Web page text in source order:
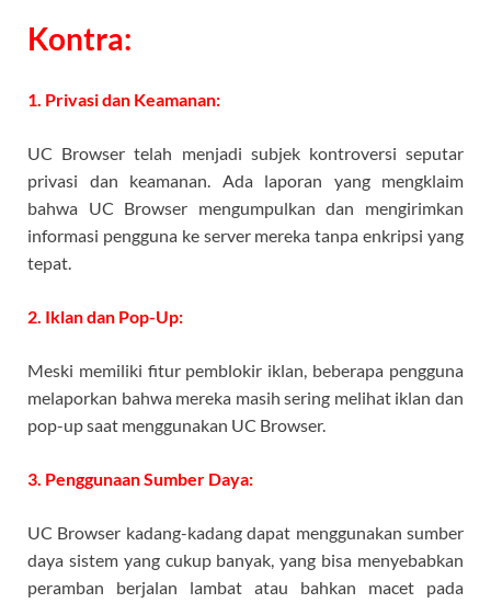
Kontra:
1. Privasi dan Keamanan:
UC Browser telah menjadi subjek kontroversi seputar
privasi dan keamanan. Ada laporan yang mengklaim
bahwa UC Browser mengumpulkan dan mengirimkan
informasi pengguna ke server mereka tanpa enkripsi yang
tepat.
2. Iklan dan Pop-Up:
Meski memiliki fitur pemblokir iklan, beberapa pengguna
melaporkan bahwa mereka masih sering melihat iklan dan
pop-up saat menggunakan UC Browser.
3. Penggunaan Sumber Daya:
UC Browser kadang-kadang dapat menggunakan sumber
daya sistem yang cukup banyak, yang bisa menyebabkan
peramban berjalan lambat atau bahkan macet pada